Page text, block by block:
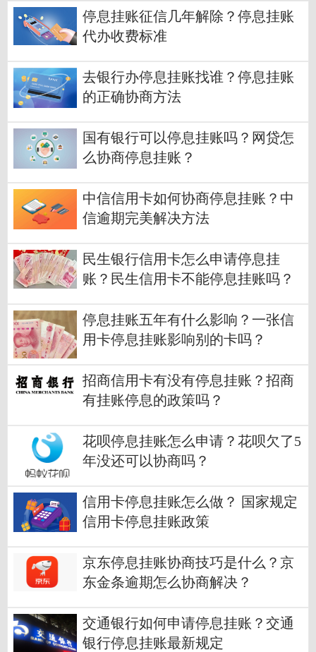
停息挂账征信几年解除？停息挂账
代办收费标准
去银行办停息挂账找谁？停息挂账
的正确协商方法
国有银行可以停息挂账吗？网贷怎
么协商停息挂账？
中信信用卡如何协商停息挂账？中
信逾期完美解决方法
民生银行信用卡怎么申请停息挂
账？民生信用卡不能停息挂账吗？
停息挂账五年有什么影响？一张信
用卡停息挂账影响别的卡吗？
招商信用卡有没有停息挂账？招商
有挂账停息的政策吗？
花呗停息挂账怎么申请？花呗欠了5
年没还可以协商吗？
信用卡停息挂账怎么做？ 国家规定
信用卡停息挂账政策
京东停息挂账协商技巧是什么？京
东金条逾期怎么协商解决？
交通银行如何申请停息挂账？交通
银行停息挂账最新规定